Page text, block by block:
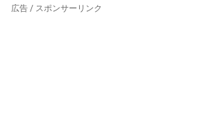
広告 / スポンサーリンク